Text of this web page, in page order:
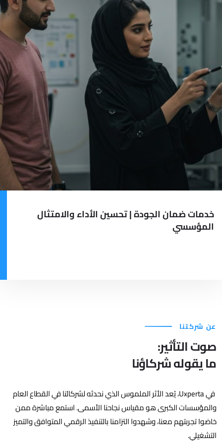
خدمات ضمان الجودة | تحسين الأداء والامتثال
المؤسسي
عن شركتنا
صوت التأثير:
ما يقوله شركاؤنا
في Uxperta، يُعد الأثر الملموس الذي نحدثه لشركائنا في القطاع العام
والمؤسسات الكبرى هو مقياس نجاحنا الأسمى. استمع مباشرة ممن
خاضوا تجربتهم معنا، وشهدوا التزامنا بالتنفيذ الرقمي المتوافق والتميز
التشغيلي.